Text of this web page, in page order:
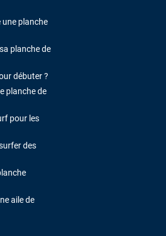
une planche
planche de
débuter ?
planche de
pour les
des
aile de